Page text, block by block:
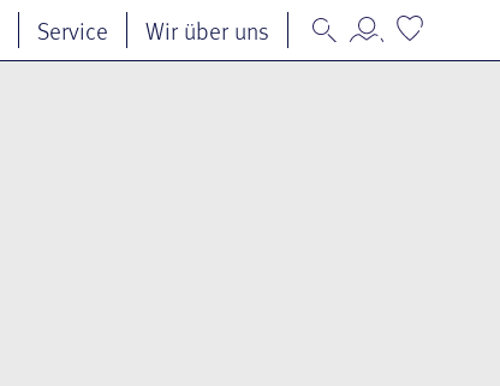
Service Wir über uns